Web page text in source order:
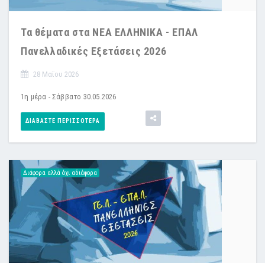
Τα θέματα στα ΝΕΑ ΕΛΛΗΝΙΚΑ - ΕΠΑΛ
Πανελλαδικές Εξετάσεις 2026
28 Μαϊου 2026
1η μέρα - Σάββατο 30.05.2026
ΔΙΑΒΆΣΤΕ ΠΕΡΙΣΣΌΤΕΡΑ
Διάφορα αλλά όχι αδιάφορα